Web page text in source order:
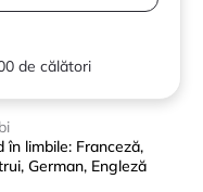
de călători
în limbile: Franceză,
German, Engleză